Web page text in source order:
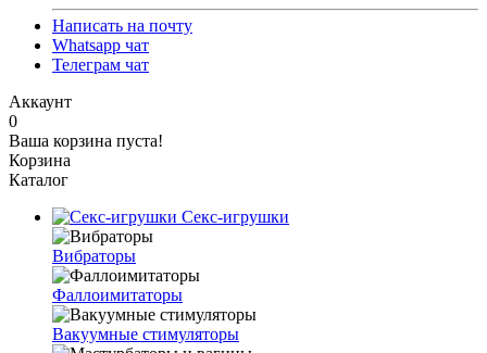
Написать на почту
Whatsapp чат
Телеграм чат
Аккаунт
0
Ваша корзина пуста!
Корзина
Каталог
Секс-игрушки
Вибраторы
Фаллоимитаторы
Вакуумные стимуляторы